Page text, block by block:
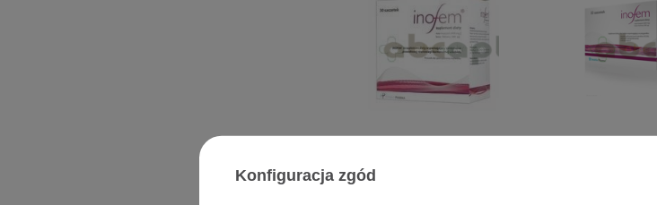
sporządzania roztworu
Konfiguracja zgód